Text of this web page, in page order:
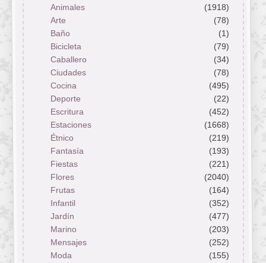
Animales
(1918)
Arte
(78)
Baño
(1)
Bicicleta
(79)
Caballero
(34)
Ciudades
(78)
Cocina
(495)
Deporte
(22)
Escritura
(452)
Estaciones
(1668)
Étnico
(219)
Fantasía
(193)
Fiestas
(221)
Flores
(2040)
Frutas
(164)
Infantil
(352)
Jardín
(477)
Marino
(203)
Mensajes
(252)
Moda
(155)